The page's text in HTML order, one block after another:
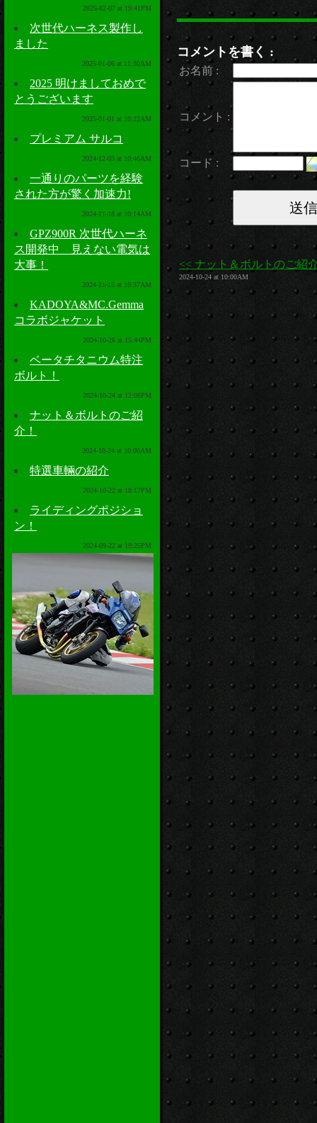
2025-02-07 at 19:41PM
次世代ハーネス製作し
ました
2025-01-06 at 11:30AM
2025 明けましておめで
とうございます
2025-01-01 at 10:22AM
プレミアム サルコ
2024-12-03 at 10:46AM
一通りのパーツを経験
された方が驚く加速力!
2024-11-18 at 10:14AM
GPZ900R 次世代ハーネ
ス開発中 見えない電気は
大事！
2024-11-15 at 10:37AM
KADOYA&MC.Gemma
コラボジャケット
2024-10-26 at 15:44PM
ベータチタニウム特注
ボルト！
2024-10-24 at 12:06PM
ナット＆ボルトのご紹
介！
2024-10-24 at 10:00AM
特選車輛の紹介
2024-10-22 at 18:17PM
ライディングポジショ
ン！
2024-09-22 at 19:25PM
コメントを書く :
お名前 :
コメント :
コード :
<< ナット＆ボルトのご紹
2024-10-24 at 10:00AM